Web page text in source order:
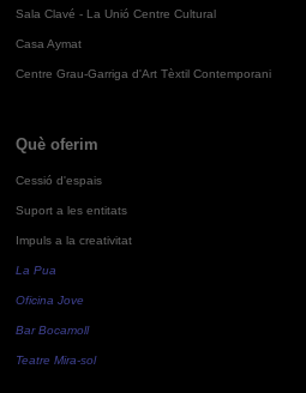
Sala Clavé - La Unió Centre Cultural
Casa Aymat
Centre Grau-Garriga d'Art Tèxtil Contemporani
Què oferim
Cessió d'espais
Suport a les entitats
Impuls a la creativitat
La Pua
Oficina Jove
Bar Bocamoll
Teatre Mira-sol